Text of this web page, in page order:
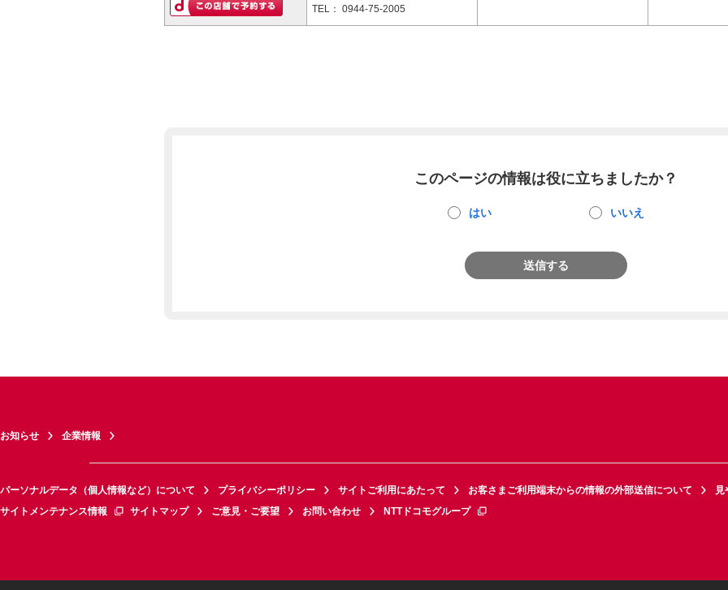
TEL： 0944-75-2005
このページの情報は役に立ちましたか？
はい いいえ
送信する
お知らせ 企業情報
パーソナルデータ（個人情報など）について プライバシーポリシー サイトご利用にあたって お客さまご利用端末からの情報の外部送信について
見
サイトメンテナンス情報
サイトマップ ご意見・ご要望 お問い合わせ NTTドコモグループ